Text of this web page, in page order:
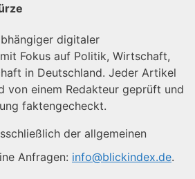
digitaler
Fokus auf Politik, Wirtschaft,
in Deutschland. Jeder Artikel
von einem Redakteur geprüft und
faktengecheckt.
der allgemeinen
Anfragen: info@blickindex.de.